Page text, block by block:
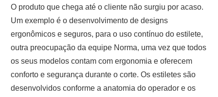
O produto que chega até o cliente não surgiu por acaso.
Um exemplo é o desenvolvimento de designs
ergonômicos e seguros, para o uso contínuo do estilete,
outra preocupação da equipe Norma, uma vez que todos
os seus modelos contam com ergonomia e oferecem
conforto e segurança durante o corte. Os estiletes são
desenvolvidos conforme a anatomia do operador e os